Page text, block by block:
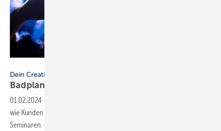
Dein Creativ Lab
Badplanung: So werden Kunden zu
01.02.2024 -
wie Kunden zu echten Fans werden, vermittelt Dein Creativ Lab in zwei
Seminaren.